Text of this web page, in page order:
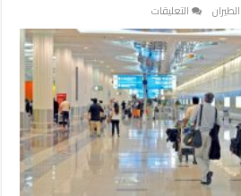
التعليقات
مطار
دبي
يستقبل
أكثر
من
10
ملايين
مسافر
في
النصف